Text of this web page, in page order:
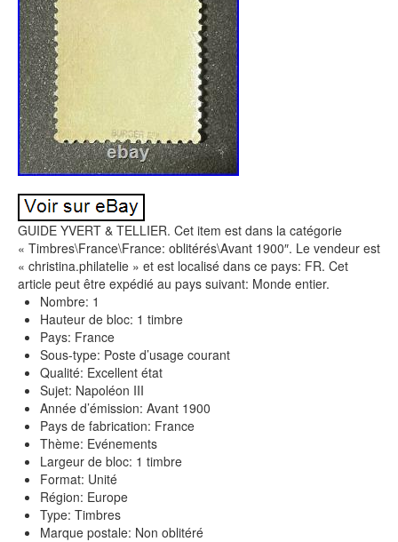
GUIDE YVERT & TELLIER. Cet item est dans la catégorie
« Timbres\France\France: oblitérés\Avant 1900″. Le vendeur est
« christina.philatelie » et est localisé dans ce pays: FR. Cet
article peut être expédié au pays suivant: Monde entier.
Nombre: 1
Hauteur de bloc: 1 timbre
Pays: France
Sous-type: Poste d’usage courant
Qualité: Excellent état
Sujet: Napoléon III
Année d’émission: Avant 1900
Pays de fabrication: France
Thème: Evénements
Largeur de bloc: 1 timbre
Format: Unité
Région: Europe
Type: Timbres
Marque postale: Non oblitéré